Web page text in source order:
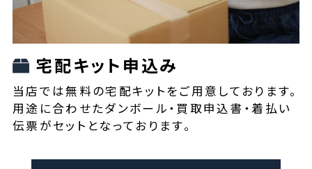
宅配キット申込み
当店では無料の宅配キットをご用意しております。
用途に合わせたダンボール・買取申込書・着払い
伝票がセットとなっております。